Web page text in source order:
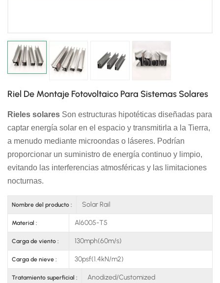
Riel De Montaje Fotovoltaico Para Sistemas Solares
Rieles solares Son estructuras hipotéticas diseñadas para
captar energía solar en el espacio y transmitirla a la Tierra,
a menudo mediante microondas o láseres. Podrían
proporcionar un suministro de energía continuo y limpio,
evitando las interferencias atmosféricas y las limitaciones
nocturnas.
Nombre del producto : Solar Rail
Material : Al6005-T5
Carga de viento : 130mph(60m/s)
Carga de nieve : 30psf(1.4kN/m2)
Tratamiento superficial : Anodized/Customized